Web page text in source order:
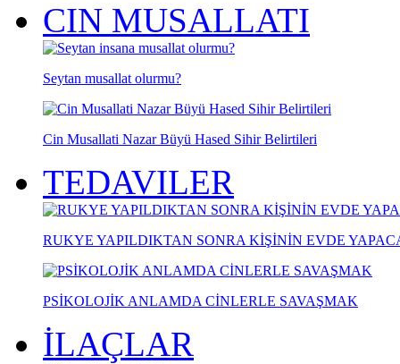
CIN MUSALLATI
Seytan musallat olurmu?
Cin Musallati Nazar Büyü Hased Sihir Belirtileri
TEDAVILER
RUKYE YAPILDIKTAN SONRA KİŞİNİN EVDE
PSİKOLOJİK ANLAMDA CİNLERLE SAVAŞMAK
İLAÇLAR